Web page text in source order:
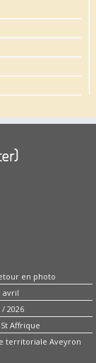
en photo
avril
2026
Affrique
territoriale Aveyron